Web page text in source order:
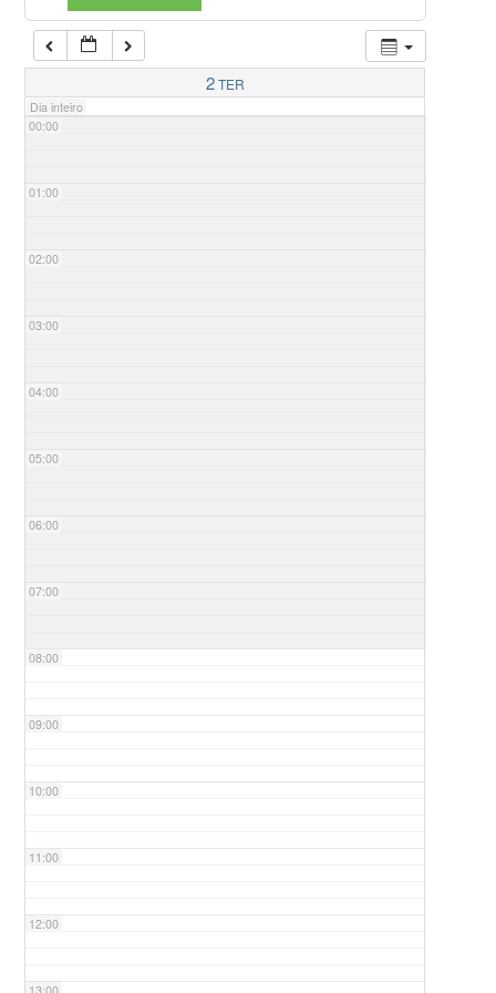
2TER
Dia inteiro
00:00
01:00
02:00
03:00
04:00
05:00
06:00
07:00
08:00
09:00
10:00
11:00
12:00